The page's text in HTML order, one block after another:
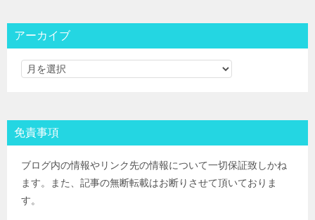
三菱ＵＦＪ証券
みずほ証券IPOﾙｰﾙ
ＳＭＢＣ日興証券
岡三証券IPOﾙｰﾙ
ＧＭＯクリック証券
アイザワ証券IPOﾙｰﾙ
むさし証券
IPOﾙｰﾙ
マネックス証券
アーカイブ
免責事項
ブログ内の情報やリンク先の情報について一切保証致しかね
ます。また、記事の無断転載はお断りさせて頂いておりま
す。